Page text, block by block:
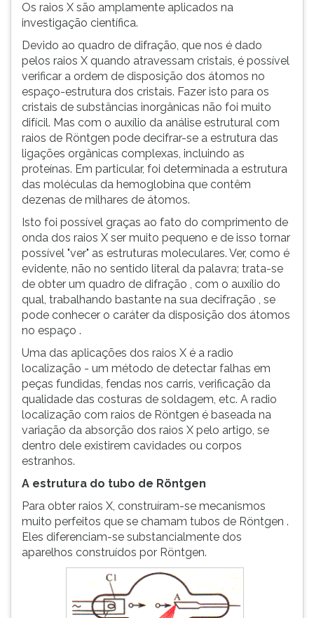
Os raios X são amplamente aplicados na
investigação científica.
Devido ao quadro de difração, que nos é dado
pelos raios X quando atravessam cristais, é possível
verificar a ordem de disposição dos átomos no
espaço-estrutura dos cristais. Fazer isto para os
cristais de substâncias inorgânicas não foi muito
difícil. Mas com o auxílio da análise estrutural com
raios de Röntgen pode decifrar-se a estrutura das
ligações orgânicas complexas, incluindo as
proteínas. Em particular, foi determinada a estrutura
das moléculas da hemoglobina que contêm
dezenas de milhares de átomos.
Isto foi possível graças ao fato do comprimento de
onda dos raios X ser muito pequeno e de isso tornar
possível "ver" as estruturas moleculares. Ver, como é
evidente, não no sentido literal da palavra; trata-se
de obter um quadro de difração , com o auxílio do
qual, trabalhando bastante na sua decifração , se
pode conhecer o caráter da disposição dos átomos
no espaço .
Uma das aplicações dos raios X é a radio
localização - um método de detectar falhas em
peças fundidas, fendas nos carris, verificação da
qualidade das costuras de soldagem, etc. A radio
localização com raios de Röntgen é baseada na
variação da absorção dos raios X pelo artigo, se
dentro dele existirem cavidades ou corpos
estranhos.
A estrutura do tubo de Röntgen
Para obter raios X, construíram-se mecanismos
muito perfeitos que se chamam tubos de Röntgen .
Eles diferenciam-se substancialmente dos
aparelhos construídos por Röntgen.